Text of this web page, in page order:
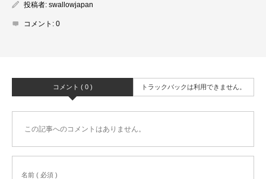
投稿者: swallowjapan
コメント: 0
コメント ( 0 ) トラックバックは利用できません。
この記事へのコメントはありません。
名前 ( 必須 )